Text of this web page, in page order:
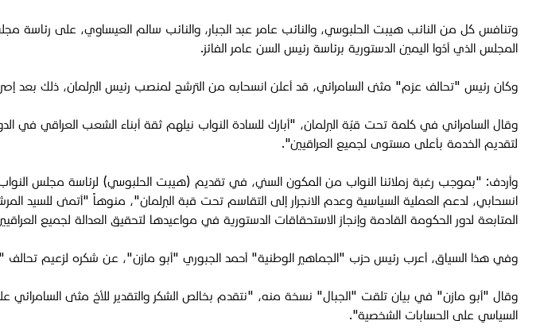
وتنافس كل من النائب هيبت الحلبوسي، والنائب عامر عبد الجبار، والنائب سالم العيساوي، على رئاسة
المجلس الذي أدّوا اليمين الدستورية برئاسة رئيس السن عامر الفائز.
وكان رئيس "تحالف عزم" مثنى السامرائي، قد أعلن انسحابه من الترشح لمنصب رئيس البرلمان، ذلك بعد
وقال السامرائي في كلمة تحت قبّة البرلمان، "أبارك للسادة النواب نيلهم ثقة أبناء الشعب العراقي في
لتقديم الخدمة بأعلى مستوى لجميع العراقيين".
وأردف: "بموجب رغبة زملائنا النواب من المكون السني، في تقديم (هيبت الحلبوسي) لرئاسة مجلس
انسحابي، لدعم العملية السياسية وعدم الانجرار إلى التقاسم تحت قبة البرلمان"، منوهاً "أتمنى للسيد
المتابعة لدور الحكومة القادمة وإنجاز الاستحقاقات الدستورية في مواعيدها لتحقيق العدالة لجميع
وفي هذا السياق، أعرب رئيس حزب "الجماهير الوطنية" أحمد الجبوري "أبو مازن"، عن شكره لزعيم تحالف
وقال "أبو مازن" في بيان تلقت "الجبال" نسخة منه، "نتقدم بخالص الشكر والتقدير للأخ مثنى
السياسي على الحسابات الشخصية".